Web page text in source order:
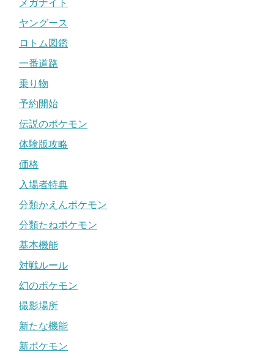
メガナイト
ヤングース
ロトム図鑑
一番道路
乗り物
予約開始
伝説のポケモン
体験版攻略
価格
入場者特典
分類かえんポケモン
分類たねポケモン
基本機能
対戦ルール
幻のポケモン
撮影場所
新たな機能
新ポケモン